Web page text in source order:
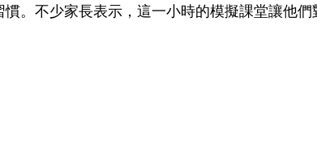
。不少家長表示，這一小時的模擬課堂讓他